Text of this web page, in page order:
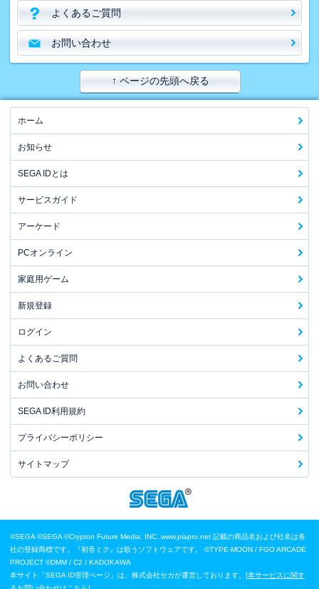
よくあるご質問
お問い合わせ
↑ ページの先頭へ戻る
ホーム
お知らせ
SEGA IDとは
サービスガイド
アーケード
PCオンライン
家庭用ゲーム
新規登録
ログイン
よくあるご質問
お問い合わせ
SEGA ID利用規約
プライバシーポリシー
サイトマップ
©SEGA ©SEGA ©Crypton Future Media, INC. www.piapro.net 記載の商品名および社名は各
社の登録商標です。『初音ミク』は歌うソフトウェアです。
©TYPE-MOON / FGO ARCADE
PROJECT ©DMM / C2 / KADOKAWA
本サイト「SEGA ID管理ページ」は、株式会社セガが運営しております。[本サービスに関す